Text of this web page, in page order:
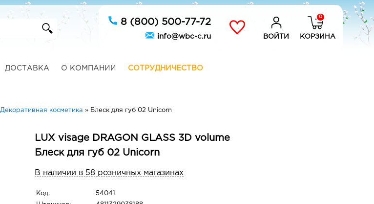
8 (800) 500-77-72
info@wbc-c.ru ВОЙТИ
0
КОРЗИНА
ДОСТАВКА О КОМПАНИИ СОТРУДНИЧЕСТВО
Декоративная косметика » Блеск для губ 02 Unicorn
LUX visage DRAGON GLASS 3D volume
Блеск для губ 02 Unicorn
В наличии в 58 розничных магазинах
Код: 54041